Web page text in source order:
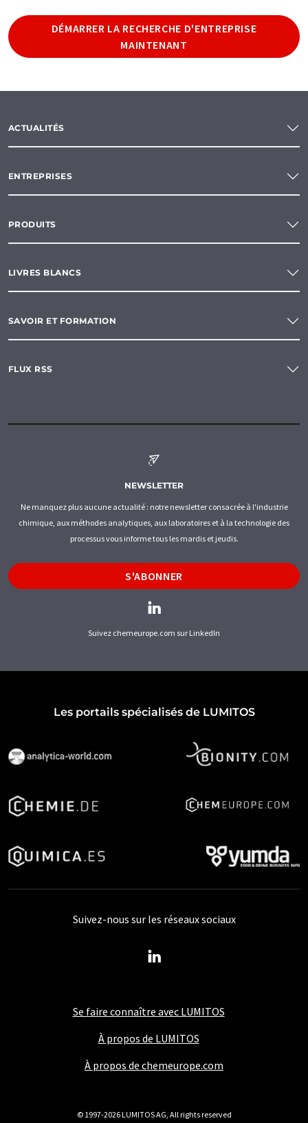
DÉMARRER LA RECHERCHE D'ENTREPRISE
MAINTENANT
ACTUALITÉS
ENTREPRISES
PRODUITS
LIVRES BLANCS
SAVOIR ET FORMATION
FLUX RSS
NEWSLETTER
Ne manquez plus aucune actualité : notre newsletter consacrée à l'industrie
chimique, aux méthodes analytiques, aux laboratoires et à la technologie des
processus vous informe tous les mardis et jeudis.
S'ABONNER
Suivez chemeurope.com sur LinkedIn
Les portails spécialisés de LUMITOS
Se faire connaître avec LUMITOS
À propos de LUMITOS
À propos de chemeurope.com
Suivez-nous sur les réseaux sociaux
© 1997-2026 LUMITOS AG, All rights reserved